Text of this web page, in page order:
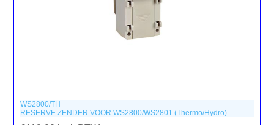
WS2800/TH
RESERVE ZENDER VOOR WS2800/WS2801 (Thermo/Hydro)